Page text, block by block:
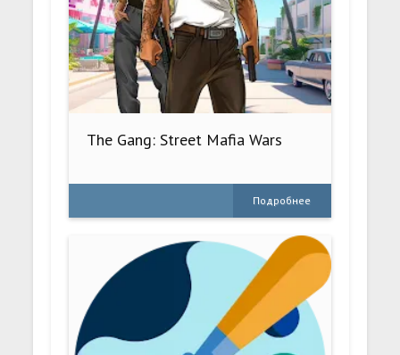
The Gang: Street Mafia Wars
Подробнее